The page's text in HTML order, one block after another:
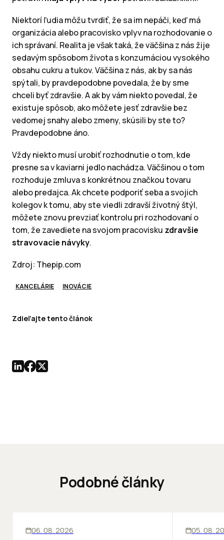
Niektorí ľudia môžu tvrdiť, že sa im nepáči, keď má
organizácia alebo pracovisko vplyv na rozhodovanie o
ich správaní. Realita je však taká, že väčšina z nás žije
sedavým spôsobom života s konzumáciou vysokého
obsahu cukru a tukov. Väčšina z nás, ak by sa nás
spýtali, by pravdepodobne povedala, že by sme
chceli byť zdravšie. A ak by vám niekto povedal, že
existuje spôsob, ako môžete jesť zdravšie bez
vedomej snahy alebo zmeny, skúsili by ste to?
Pravdepodobne áno.
Vždy niekto musí urobiť rozhodnutie o tom, kde
presne sa v kaviarni jedlo nachádza. Väčšinou o tom
rozhoduje zmluva s konkrétnou značkou tovaru
alebo predajca. Ak chcete podporiť seba a svojich
kolegov k tomu, aby ste viedli zdravší životný štýl,
môžete znovu prevziať kontrolu pri rozhodovaní o
tom, že zavediete na svojom pracovisku zdravšie
stravovacie návyky.
Zdroj: Thepip.com
KANCELÁRIE INOVÁCIE
Zdieľajte tento článok
Podobné články
06. 08. 2026 05. 08.